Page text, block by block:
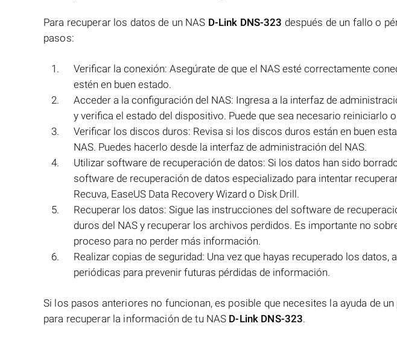
Para recuperar los datos de un NAS D-Link DNS-323 después de un fallo o
pasos:
Verificar la conexión: Asegúrate de que el NAS esté correctamente
estén en buen estado.
Acceder a la configuración del NAS: Ingresa a la interfaz de
y verifica el estado del dispositivo. Puede que sea necesario reiniciarlo
Verificar los discos duros: Revisa si los discos duros están en buen
NAS. Puedes hacerlo desde la interfaz de administración del NAS.
Utilizar software de recuperación de datos: Si los datos han sido
software de recuperación de datos especializado para intentar
Recuva, EaseUS Data Recovery Wizard o Disk Drill.
Recuperar los datos: Sigue las instrucciones del software de
duros del NAS y recuperar los archivos perdidos. Es importante no
proceso para no perder más información.
Realizar copias de seguridad: Una vez que hayas recuperado los datos,
periódicas para prevenir futuras pérdidas de información.
Si los pasos anteriores no funcionan, es posible que necesites la ayuda de
para recuperar la información de tu NAS D-Link DNS-323.